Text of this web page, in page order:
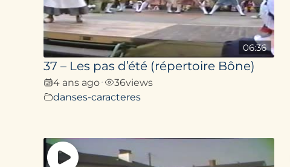
06:36
37 – Les pas d’été (répertoire Bône)
4 ans ago• 36views
danses-caracteres